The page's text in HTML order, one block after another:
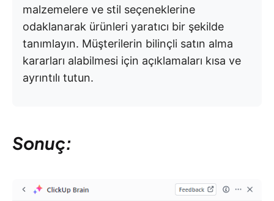
malzemelere ve stil seçeneklerine
odaklanarak ürünleri yaratıcı bir şekilde
tanımlayın. Müşterilerin bilinçli satın alma
kararları alabilmesi için açıklamaları kısa ve
ayrıntılı tutun.
Sonuç: